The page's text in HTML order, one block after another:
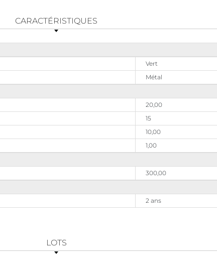
CARACTÉRISTIQUES
Vert
Métal
20,00
15
10,00
1,00
300,00
2 ans
LOTS